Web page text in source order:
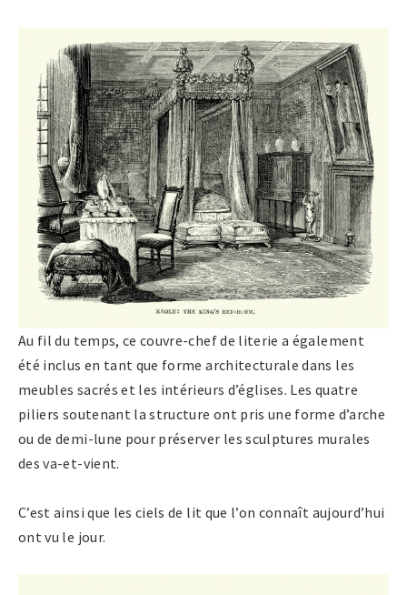
Au fil du temps, ce couvre-chef de literie a également
été inclus en tant que forme architecturale dans les
meubles sacrés et les intérieurs d’églises. Les quatre
piliers soutenant la structure ont pris une forme d’arche
ou de demi-lune pour préserver les sculptures murales
des va-et-vient.
C’est ainsi que les ciels de lit que l’on connaît aujourd’hui
ont vu le jour.